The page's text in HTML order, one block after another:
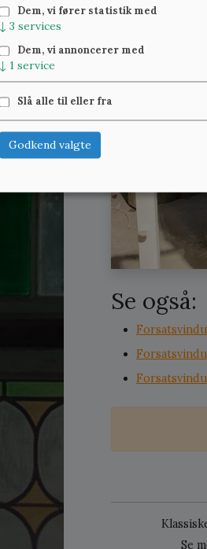
Se også:
Se
Dem, vi fører statistik med
↓ 3 services
Dem, vi annoncerer med
↓ 1 service
Slå alle til eller fra
Godkend valgte